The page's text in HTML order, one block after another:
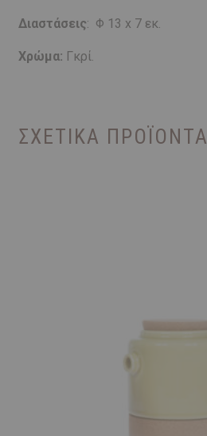
Διαστάσεις: Φ 13 x 7 εκ.
Χρώμα: Γκρί.
ΣΧΕΤΙΚΆ ΠΡΟΪΌΝΤΑ